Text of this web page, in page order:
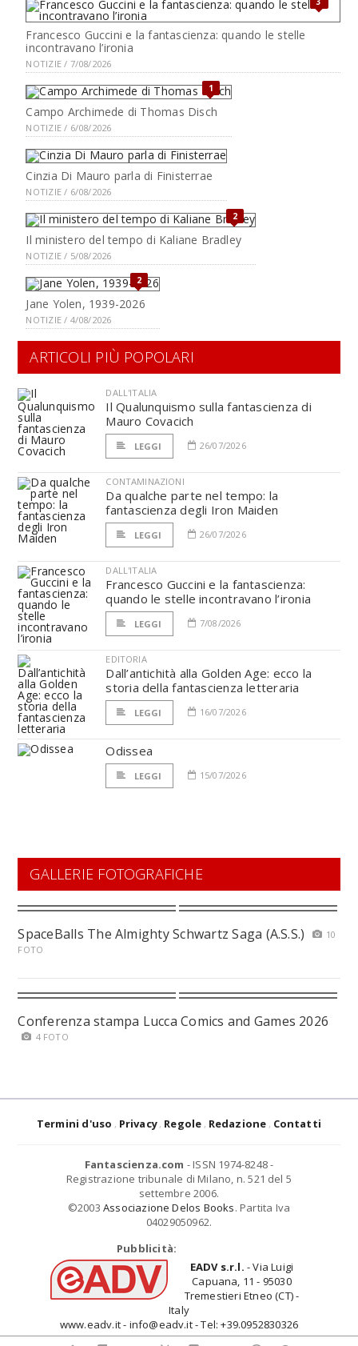
Francesco Guccini e la fantascienza: quando le stelle
incontravano l’ironia
NOTIZIE / 7/08/2026
1
Campo Archimede di Thomas Disch
NOTIZIE / 6/08/2026
Cinzia Di Mauro parla di Finisterrae
NOTIZIE / 6/08/2026
2
Il ministero del tempo di Kaliane Bradley
NOTIZIE / 5/08/2026
2
Jane Yolen, 1939-2026
NOTIZIE / 4/08/2026
ARTICOLI PIÙ POPOLARI
DALL'ITALIA
Il Qualunquismo sulla fantascienza di
Mauro Covacich
LEGGI 26/07/2026
CONTAMINAZIONI
Da qualche parte nel tempo: la
fantascienza degli Iron Maiden
LEGGI 26/07/2026
DALL'ITALIA
Francesco Guccini e la fantascienza:
quando le stelle incontravano l’ironia
LEGGI 7/08/2026
EDITORIA
Dall’antichità alla Golden Age: ecco la
storia della fantascienza letteraria
LEGGI 16/07/2026
Odissea
LEGGI 15/07/2026
GALLERIE FOTOGRAFICHE
SpaceBalls The Almighty Schwartz Saga (A.S.S.)
10
FOTO
Conferenza stampa Lucca Comics and Games 2026
4 FOTO
Termini d'uso Privacy Regole Redazione Contatti
Fantascienza.com - ISSN 1974-8248 -
Registrazione tribunale di Milano, n. 521 del 5
settembre 2006.
©2003 Associazione Delos Books. Partita Iva
04029050962.
Pubblicità:
EADV s.r.l. - Via Luigi
Capuana, 11 - 95030
Tremestieri Etneo (CT) -
Italy
www.eadv.it - info@eadv.it - Tel: +39.0952830326